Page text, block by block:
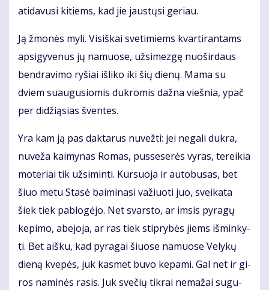
ati­da­vu­si ki­tiems, kad jie jaus­tų­si ge­riau.
Ją žmo­nės my­li. Vi­siš­kai sve­ti­miems kvar­ti­ran­tams
ap­si­gy­ve­nus jų na­muo­se, už­si­mez­gę nuo­šir­daus
ben­dra­vi­mo ry­šiai iš­li­ko iki šių die­nų. Ma­ma su
dviem su­au­gu­sio­mis duk­ro­mis daž­na vieš­nia, ypač
per di­dži­ą­sias šven­tes.
Yra kam ją pas dak­ta­rus nu­vež­ti: jei ne­ga­li duk­ra,
nu­ve­ža kai­my­nas Ro­mas, pus­se­se­rės vy­ras, te­rei­kia
mo­te­riai tik už­si­min­ti. Kur­suo­ja ir au­to­bu­sas, bet
šiuo me­tu Sta­sė bai­mi­na­si va­žiuo­ti juo, svei­ka­ta
šiek tiek pa­blo­gė­jo. Net svars­to, ar im­sis py­ra­gų
ke­pi­mo, abe­jo­ja, ar ras tiek stip­ry­bės jiems iš­min­ky­
ti. Bet aiš­ku, kad py­ra­gai šiuo­se na­muo­se Ve­ly­kų
die­ną kve­pės, juk kas­met bu­vo ke­pa­mi. Gal net ir gi­
ros na­mi­nės ra­sis. Juk sve­čių tik­rai ne­ma­žai su­gu­